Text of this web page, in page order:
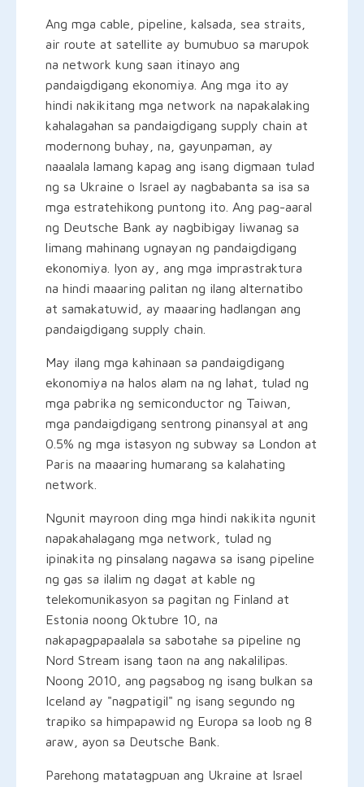
Ang mga cable, pipeline, kalsada, sea straits,
air route at satellite ay bumubuo sa marupok
na network kung saan itinayo ang
pandaigdigang ekonomiya. Ang mga ito ay
hindi nakikitang mga network na napakalaking
kahalagahan sa pandaigdigang supply chain at
modernong buhay, na, gayunpaman, ay
naaalala lamang kapag ang isang digmaan tulad
ng sa Ukraine o Israel ay nagbabanta sa isa sa
mga estratehikong puntong ito. Ang pag-aaral
ng Deutsche Bank ay nagbibigay liwanag sa
limang mahinang ugnayan ng pandaigdigang
ekonomiya. Iyon ay, ang mga imprastraktura
na hindi maaaring palitan ng ilang alternatibo
at samakatuwid, ay maaaring hadlangan ang
pandaigdigang supply chain.
May ilang mga kahinaan sa pandaigdigang
ekonomiya na halos alam na ng lahat, tulad ng
mga pabrika ng semiconductor ng Taiwan,
mga pandaigdigang sentrong pinansyal at ang
0.5% ng mga istasyon ng subway sa London at
Paris na maaaring humarang sa kalahating
network.
Ngunit mayroon ding mga hindi nakikita ngunit
napakahalagang mga network, tulad ng
ipinakita ng pinsalang nagawa sa isang pipeline
ng gas sa ilalim ng dagat at kable ng
telekomunikasyon sa pagitan ng Finland at
Estonia noong Oktubre 10, na
nakapagpapaalala sa sabotahe sa pipeline ng
Nord Stream isang taon na ang nakalilipas.
Noong 2010, ang pagsabog ng isang bulkan sa
Iceland ay "nagpatigil" ng isang segundo ng
trapiko sa himpapawid ng Europa sa loob ng 8
araw, ayon sa Deutsche Bank.
Parehong matatagpuan ang Ukraine at Israel